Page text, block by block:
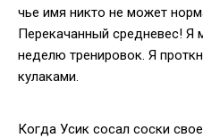
чье имя никто не может
Перекачанный средневес! Я
неделю тренировок. Я
кулаками.
Когда Усик сосал соски